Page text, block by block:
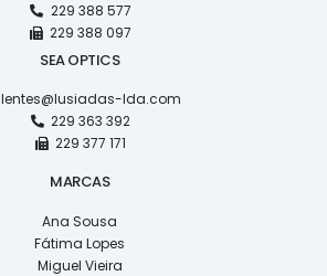
229 388 577
229 388 097
SEA OPTICS
lentes@lusiadas-lda.com
229 363 392
229 377 171
MARCAS
Ana Sousa
Fátima Lopes
Miguel Vieira